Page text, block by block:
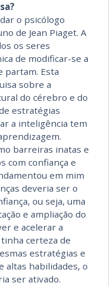
o psicólogo
de Jean Piaget. A
os seres
de modificar-se a
partam. Esta
sobre a
do cérebro e do
estratégias
a inteligência tem
barreiras inatas e
com confiança e
em mim
deveria ser o
ou seja, uma
e ampliação do
e acelerar a
certeza de
estratégias e
altas habilidades, o
ser ativado.